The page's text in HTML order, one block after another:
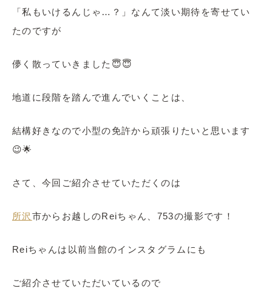
「私もいけるんじゃ…？」なんて淡い期待を寄せてい
たのですが
儚く散っていきました😇😇
地道に段階を踏んで進んでいくことは、
結構好きなので小型の免許から頑張りたいと思います
😉🌟
さて、今回ご紹介させていただくのは
所沢 市からお越しのReiちゃん、753の撮影です！
Reiちゃんは以前当館のインスタグラムにも
ご紹介させていただいているので